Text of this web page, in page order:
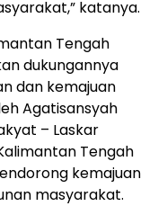
katanya.
Tengah
dukungannya
dan kemajuan
Agatisansyah
– Laskar
Tengah
kemajuan
masyarakat.